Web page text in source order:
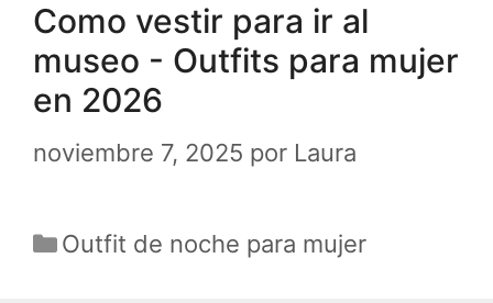
Como vestir para ir al
museo - Outfits para mujer
en 2026
noviembre 7, 2025 por Laura
Categorías
Outfit de noche para mujer